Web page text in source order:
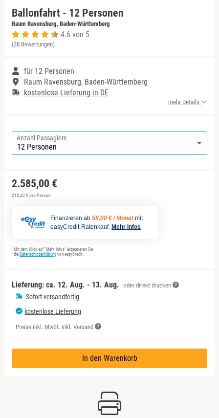
Ballonfahrt - 12 Personen
Raum Ravensburg, Baden-Württemberg
4.6 von 5
(28 Bewertungen)
für 12 Personen
Raum Ravensburg, Baden-Württemberg
kostenlose Lieferung in DE
mehr Details
Anzahl Passagiere
2.585,00 €
215,42 € pro Person
Finanzieren ab 58,00 € / Monat mit
easyCredit-Ratenkauf. Mehr Infos
Mit dem Klick auf "Mehr Infos" akzeptieren Sie
die Datenschutzerklärung von easyCredit.
Lieferung: ca. 12. Aug. - 13. Aug. oder direkt drucken
Sofort versandfertig
kostenlose Lieferung
Preise inkl. MwSt. inkl. Versand
In den Warenkorb
Niedersachsen
NRW
Rheinland-Pfalz
Saarland
Sachsen-Anhalt
Thüringen
Harz
Mecklenburgische Seenplatte
Niederrhein
Nordsee
Ostsee
Ruhrgebiet
Sächsische Schweiz
Schwäbische Alb
Bad Kohlgrub
Bad Königshofen
Bad Rappenau
Bad Rodach
Bamberg
Bautzen
Berlin
Bitterfeld
Bochum